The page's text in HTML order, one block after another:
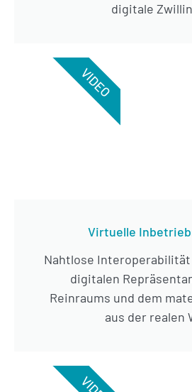
digitale
Virtuelle
Nahtlose
digitalen
Reinraums und dem
aus der realen
VIDEO